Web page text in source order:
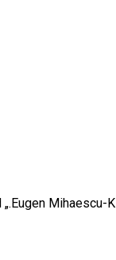
Mihaescu-